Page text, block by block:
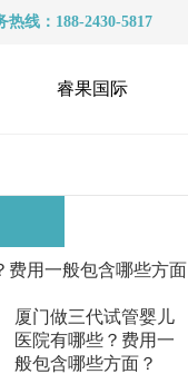
热线：188-2430-5817
睿果国际
厦门做三代试管婴儿
医院有哪些？费用一
般包含哪些方面？